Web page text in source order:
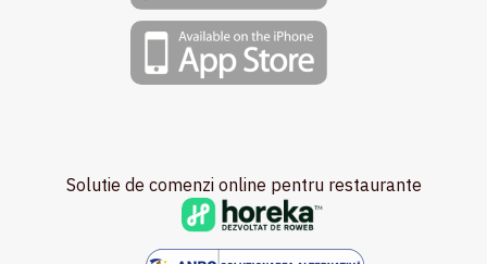
Solutie de comenzi online pentru restaurante